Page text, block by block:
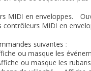
MIDI en enveloppes.
contrôleurs MIDI en
suivantes :
ou masque les
ou masque les